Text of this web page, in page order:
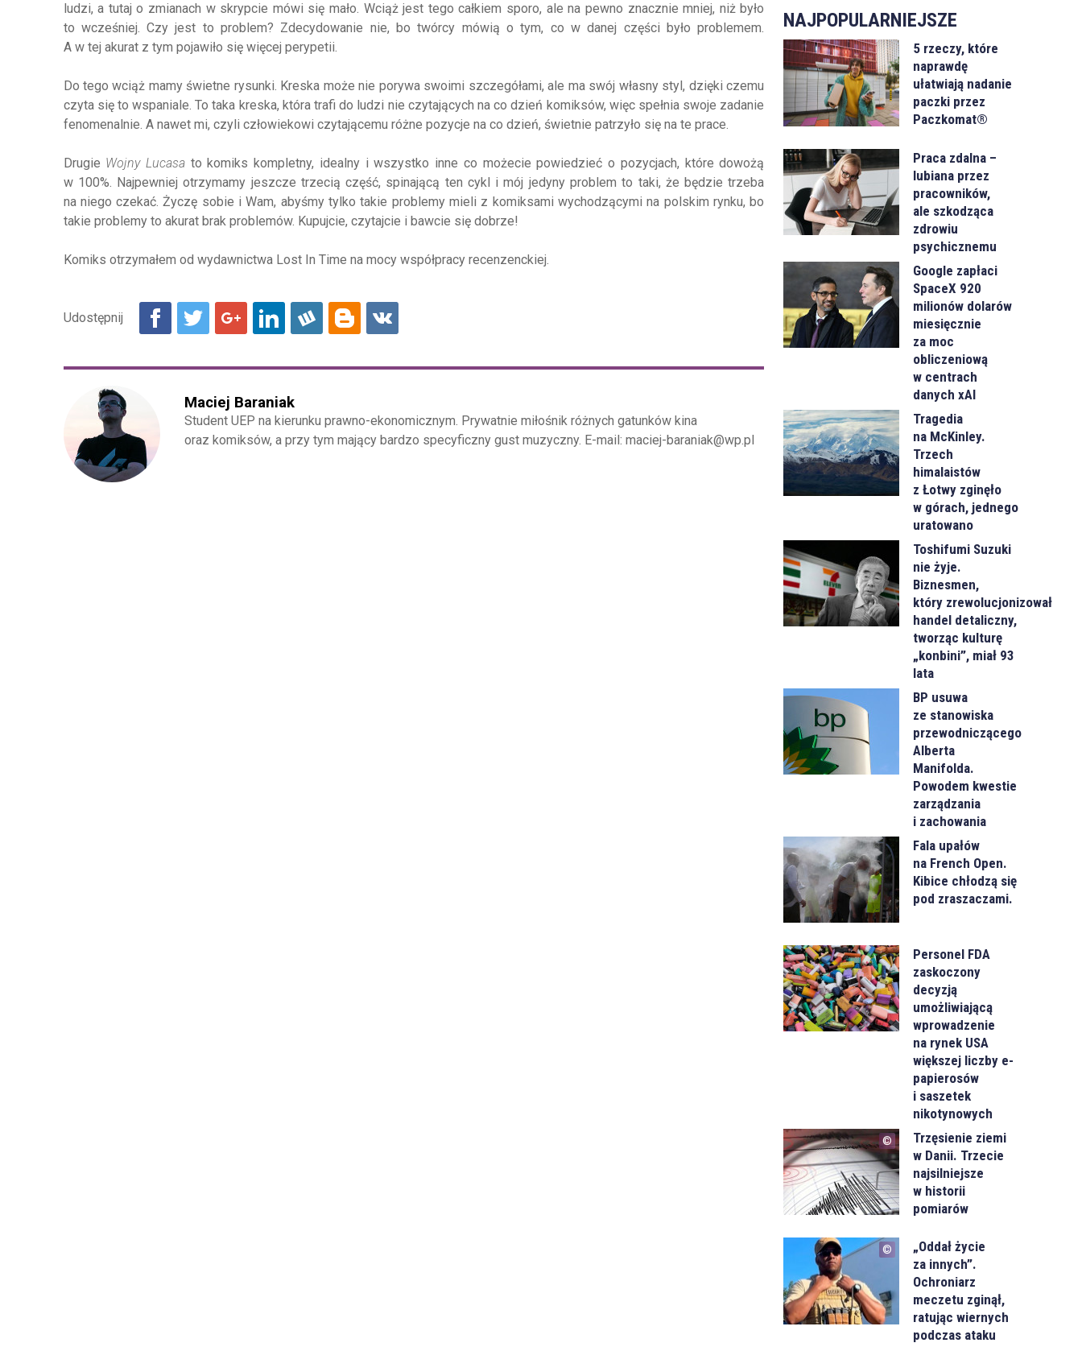
ludzi, a tutaj o zmianach w skrypcie mówi się mało. Wciąż jest tego całkiem sporo, ale na pewno znacznie mniej, niż było
to wcześniej. Czy jest to problem? Zdecydowanie nie, bo twórcy mówią o tym, co w danej części było problemem.
A w tej akurat z tym pojawiło się więcej perypetii.
Do tego wciąż mamy świetne rysunki. Kreska może nie porywa swoimi szczegółami, ale ma swój własny styl, dzięki czemu
czyta się to wspaniale. To taka kreska, która trafi do ludzi nie czytających na co dzień komiksów, więc spełnia swoje zadanie
fenomenalnie. A nawet mi, czyli człowiekowi czytającemu różne pozycje na co dzień, świetnie patrzyło się na te prace.
Drugie Wojny Lucasa to komiks kompletny, idealny i wszystko inne co możecie powiedzieć o pozycjach, które dowożą
w 100%. Najpewniej otrzymamy jeszcze trzecią część, spinającą ten cykl i mój jedyny problem to taki, że będzie trzeba
na niego czekać. Życzę sobie i Wam, abyśmy tylko takie problemy mieli z komiksami wychodzącymi na polskim rynku, bo
takie problemy to akurat brak problemów. Kupujcie, czytajcie i bawcie się dobrze!
Komiks otrzymałem od wydawnictwa Lost In Time na mocy współpracy recenzenckiej.
Maciej Baraniak
Student UEP na kierunku prawno-ekonomicznym. Prywatnie miłośnik różnych gatunków kina
oraz komiksów, a przy tym mający bardzo specyficzny gust muzyczny. E-mail: maciej-baraniak@wp.pl
NAJPOPULARNIEJSZE
5 rzeczy, które
naprawdę
ułatwiają nadanie
paczki przez
Paczkomat®
Praca zdalna –
lubiana przez
pracowników,
ale szkodząca
zdrowiu
psychicznemu
Google zapłaci
SpaceX 920
milionów dolarów
miesięcznie
za moc
obliczeniową
w centrach
danych xAI
Tragedia
na McKinley.
Trzech
himalaistów
z Łotwy zginęło
w górach, jednego
uratowano
Toshifumi Suzuki
nie żyje.
Biznesmen,
który zrewolucjonizował
handel detaliczny,
tworząc kulturę
„konbini”, miał 93
lata
BP usuwa
ze stanowiska
przewodniczącego
Alberta
Manifolda.
Powodem kwestie
zarządzania
i zachowania
Fala upałów
na French Open.
Kibice chłodzą się
pod zraszaczami.
Personel FDA
zaskoczony
decyzją
umożliwiającą
wprowadzenie
na rynek USA
większej liczby e-
papierosów
i saszetek
nikotynowych
Trzęsienie ziemi
w Danii. Trzecie
najsilniejsze
w historii
pomiarów
„Oddał życie
za innych”.
Ochroniarz
meczetu zginął,
ratując wiernych
podczas ataku